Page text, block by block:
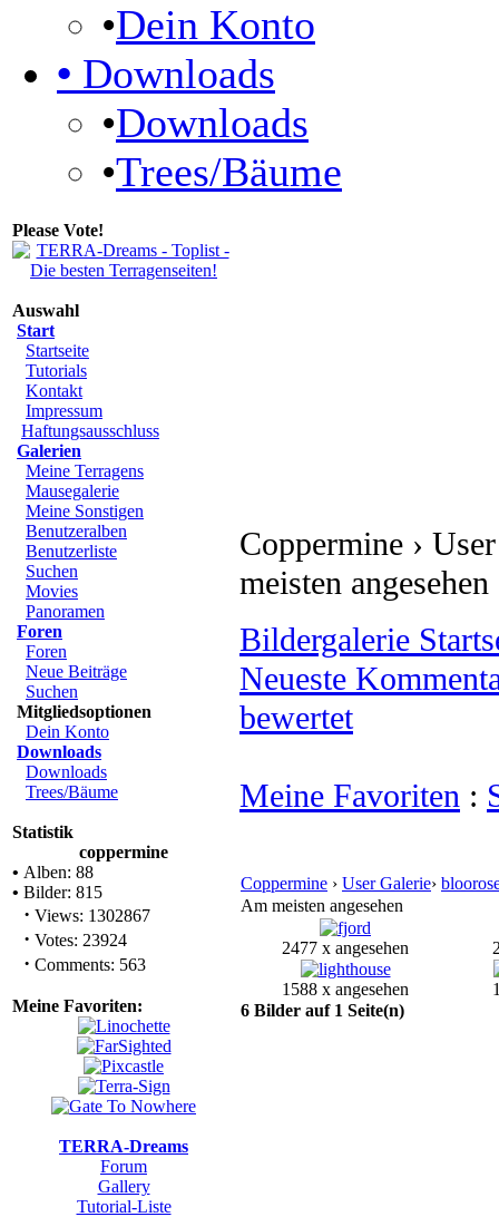
•Dein Konto
• Downloads
•Downloads
•Trees/Bäume
Please Vote!
Auswahl
Start
Startseite
Tutorials
Kontakt
Impressum
Haftungsausschluss
Galerien
Meine Terragens
Mausegalerie
Meine Sonstigen
Benutzeralben
Benutzerliste
Suchen
Movies
Panoramen
Foren
Foren
Neue Beiträge
Suchen
Mitgliedsoptionen
Dein Konto
Downloads
Downloads
Trees/Bäume
Statistik
coppermine
• Alben: 88
• Bilder: 815
· Views: 1302867
· Votes: 23924
· Comments: 563
Meine Favoriten:
TERRA-Dreams
Forum
Gallery
Tutorial-Liste
Coppermine ›
meisten angesehen
Bildergalerie
Neueste
bewertet
Meine Favoriten :
Coppermine › User Galerie›
Am meisten angesehen
2477 x angesehen
1588 x angesehen
6 Bilder auf 1 Seite(n)